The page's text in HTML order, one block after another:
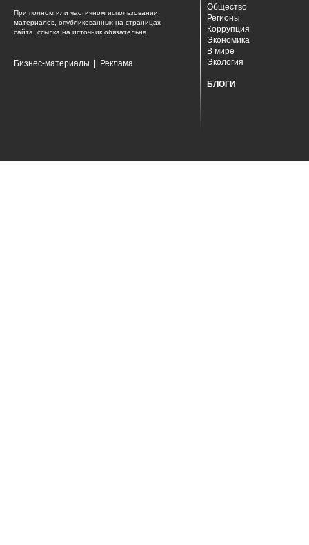
При полном или частичном использовании
материалов, опубликованных на страницах
сайта, ссылка на источник обязательна.
Бизнес-материалы Реклама
Общество
Регионы
Коррупция
Экономика
В мире
Экология
БЛОГИ